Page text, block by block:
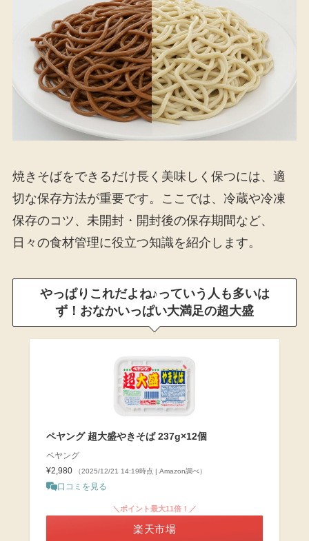
焼きそばをできるだけ長く美味しく保つには、適
切な保存方法が重要です。ここでは、冷蔵や冷凍
保存のコツ、未開封・開封後の保存期間など、
日々の食材管理に役立つ知識を紹介します。
やっぱりこれだよね♪っていう人も多いは
ず！おなかいっぱい大満足の超大盛
ペヤング 超大盛やきそば 237g×12個
ペヤング
¥2,980
（2025/12/21 14:19時点 | Amazon調べ）
口コミを見る
＼ポイント最大11倍！／
楽天市場